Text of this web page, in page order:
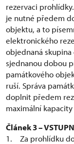
rezervaci
je nutné předem
objektu, a to
elektronického
objednaná
sjednanou dobou
památkového
ruší. Správa
doplnit předem
maximální
Článek 3 –
1. Za prohlídku